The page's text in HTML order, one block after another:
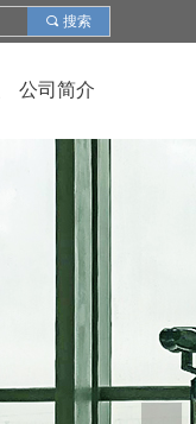
끠 搜索
公司简介